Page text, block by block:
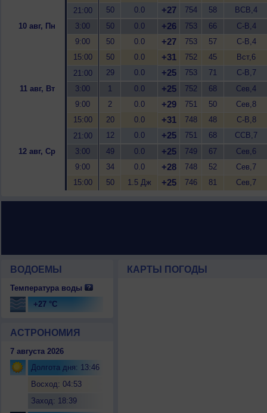
21:00
50 0.0 +27 754 58
ВСВ,4
10 авг, Пн
3:00 50 0.0 +26 753 66
С-В,4
9:00
50 0.0 +27 753 57
С-В,4
15:00
50 0.0 +31 752 45
Вст,6
21:00
29 0.0 +25 753 71
С-В,7
11 авг, Вт
3:00 1 0.0 +25 752 68
Сев,4
9:00
2 0.0 +29 751 50
Сев,8
15:00
20 0.0 +31 748 48
С-В,8
21:00
12 0.0 +25 751 68
ССВ,7
12 авг, Ср
3:00 49 0.0 +25 749 67
Сев,6
9:00
34 0.0 +28 748 52
Сев,7
15:00
50 1.5 Дж +25 746 81 Сев,7
ВОДОЕМЫ
Температура воды
+27 °C
АСТРОНОМИЯ
7 августа 2026
Долгота дня: 13:46
Восход: 04:53
Заход: 18:39
КАРТЫ ПОГОДЫ